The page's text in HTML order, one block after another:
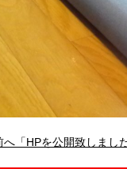
へ「HPを公開致しました